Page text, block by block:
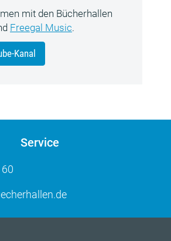
mit den Bücherhallen
Freegal Music.
Kanal
Service